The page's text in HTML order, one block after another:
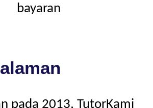
bayaran
pada 2013, TutorKami